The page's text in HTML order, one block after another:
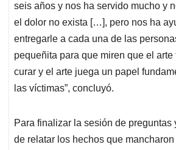
seis años y nos ha servido mucho y
el dolor no exista […], pero nos ha
entregarle a cada una de las
pequeñita para que miren que el
curar y el arte juega un papel
las víctimas”, concluyó.
Para finalizar la sesión de preguntas
de relatar los hechos que